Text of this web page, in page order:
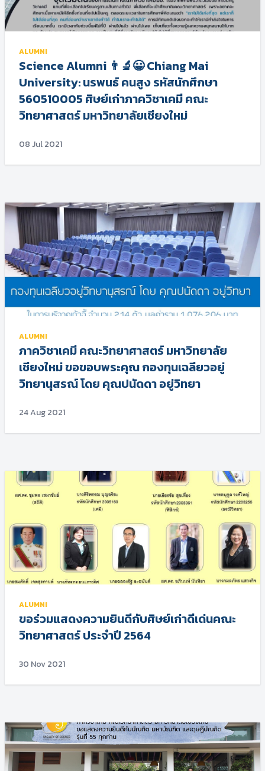
ALUMNI
Science Alumni 👨‍🔬😀 Chiang Mai
University: นรพนธ์ คนสูง รหัสนักศึกษา
560510005 ศิษย์เก่าภาควิชาเคมี คณะ
วิทยาศาสตร์ มหาวิทยาลัยเชียงใหม่
08 Jul 2021
ALUMNI
ภาควิชาเคมี คณะวิทยาศาสตร์ มหาวิทยาลัย
เชียงใหม่ ขอขอบพระคุณ กองทุนเฉลียวอยู่
วิทยานุสรณ์ โดย คุณปนัดดา อยู่วิทยา
24 Aug 2021
ALUMNI
ขอร่วมแสดงความยินดีกับศิษย์เก่าดีเด่นคณะ
วิทยาศาสตร์ ประจำปี 2564
30 Nov 2021